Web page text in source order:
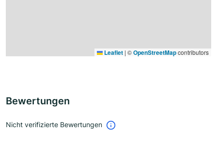
Leaflet | ©OpenStreetMapcontributors
Bewertungen
Nicht verifizierte Bewertungen